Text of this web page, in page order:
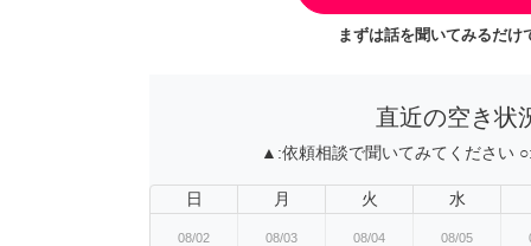
まずは話を聞いてみるだけ
直近の空き状
▲:依頼相談で聞いてみてください ○:
日 月 火 水
08/02 08/03 08/04 08/05